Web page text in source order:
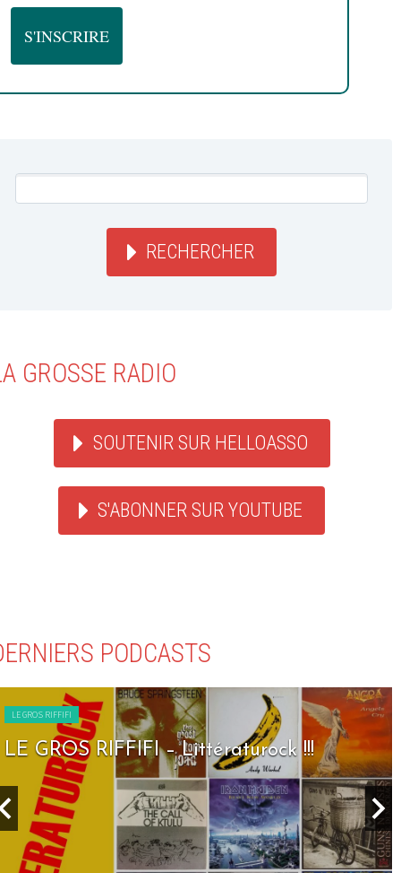
RECHERCHER
GROSSE RADIO
SOUTENIR SUR HELLOASSO
S'ABONNER SUR YOUTUBE
PODCASTS
LE GROS RIFFIFI
LE GROS RIFFIFI – Seven Days To Rock !!!